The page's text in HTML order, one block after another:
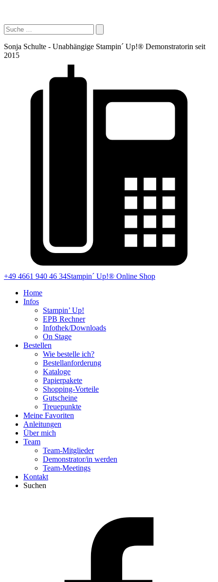
Sonja Schulte - Unabhängige Stampin´ Up!® Demonstratorin seit
2015
+49 4661 940 46 34Stampin´ Up!® Online Shop
Home
Infos
Stampin’ Up!
EPB Rechner
Infothek/Downloads
On Stage
Bestellen
Wie bestelle ich?
Bestellanforderung
Kataloge
Papierpakete
Shopping-Vorteile
Gutscheine
Treuepunkte
Meine Favoriten
Anleitungen
Über mich
Team
Team-Mitglieder
Demonstrator/in werden
Team-Meetings
Kontakt
Suchen